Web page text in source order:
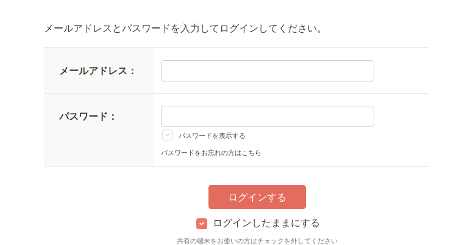
メールアドレスとパスワードを入力してログインしてください。
メールアドレス：
パスワード：
パスワードを表示する
パスワードをお忘れの方はこちら
ログインしたままにする
共有の端末をお使いの方はチェックを外してください